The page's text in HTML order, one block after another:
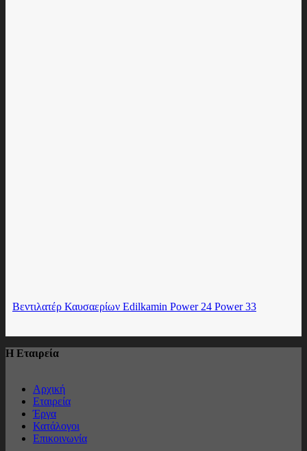
Βεντιλατέρ Καυσαερίων Edilkamin Power 24 Power 33
Η Εταιρεία
Αρχική
Εταιρεία
Έργα
Κατάλογοι
Επικοινωνία